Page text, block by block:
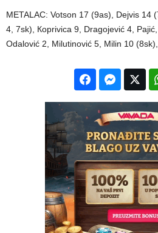
METALAC: Votson 17 (9as), Dejvis 14
4, 7sk), Кoprivica 9, Dragojević 4,
Odalović 2, Milutinović 5, Milin 10